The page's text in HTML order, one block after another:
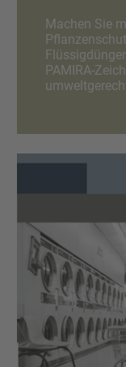
Machen Sie
PAMIRA-